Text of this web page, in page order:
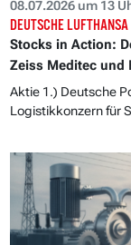
08.07.2026 um 13
DEUTSCHE LUFTHANSA
Stocks in Action:
Zeiss Meditec und
Aktie 1.) Deutsche
Logistikkonzern für